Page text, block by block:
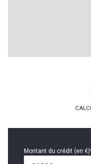
Montant du crédit (en